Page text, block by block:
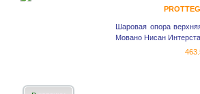
Шаровая опора
Мовано Нисан